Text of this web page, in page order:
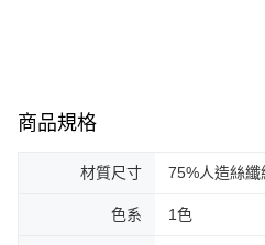
商品規格
材質尺寸 75%人造絲纖
色系 1色